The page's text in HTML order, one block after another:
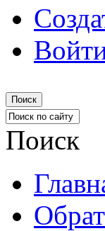
Поиск
Поиск